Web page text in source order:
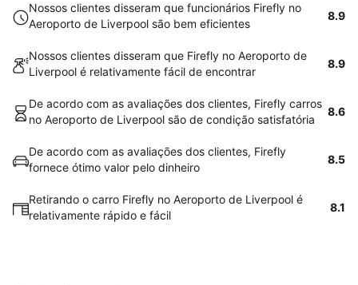
Nossos clientes disseram que funcionários Firefly no
Aeroporto de Liverpool são bem eficientes
8.9
Nossos clientes disseram que Firefly no Aeroporto de
Liverpool é relativamente fácil de encontrar
8.9
De acordo com as avaliações dos clientes, Firefly carros
no Aeroporto de Liverpool são de condição satisfatória
8.6
De acordo com as avaliações dos clientes, Firefly
fornece ótimo valor pelo dinheiro
8.5
Retirando o carro Firefly no Aeroporto de Liverpool é
relativamente rápido e fácil
8.1